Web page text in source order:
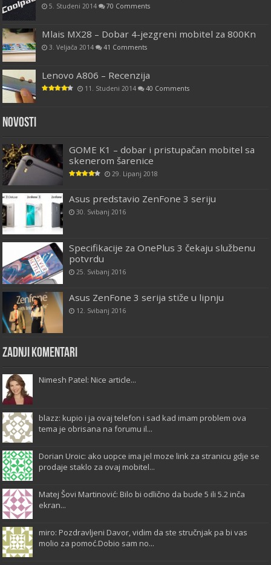
5. Studeni 2014 70 Comments
Mlais MX28 – Dobar 4-jezgreni mobitel za 800Kn
3. Veljača 2014 41 Comments
Lenovo A806 – Recenzija
11. Studeni 2014 40 Comments
Novosti
GOME K1 – dobar i pristupačan mobitel sa
skenerom šarenice
29. Lipanj 2018
Asus predstavio ZenFone 3 seriju
30. Svibanj 2016
Specifikacije za OnePlus 3 čekaju službenu
potvrdu
25. Svibanj 2016
Asus ZenFone 3 serija stiže u lipnju
12. Svibanj 2016
Zadnji komentari
Nimesh Patel: Nice article...
blazz: kupio i ja ovaj telefon i sad kad imam problem ova
tema je obrisana na forumu il...
Dorian Uroic: ako uopce ima jel moze link za stranicu gdje se
prodaje staklo za ovaj mobitel...
Matej Šovi Martinović: Bilo bi odlično da bude 5 ili 5.2 inča
ekran...
miro: Pozdravljeni Davor, vidim da ste stručnjak pa bi vas
molio za pomoć.Dobio sam no...